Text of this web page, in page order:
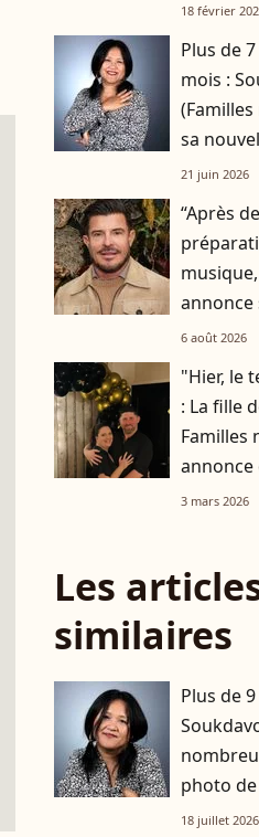
18 février
Plus de
mois :
sa
21 juin 2026
“Après
annonce
6 août 2026
"Hier, le
: La fille
Familles
annonce
de marbre
3 mars 2026
Les
similaires
Plus de
photo
18 juillet 2026